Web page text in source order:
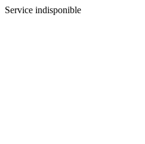
Service indisponible